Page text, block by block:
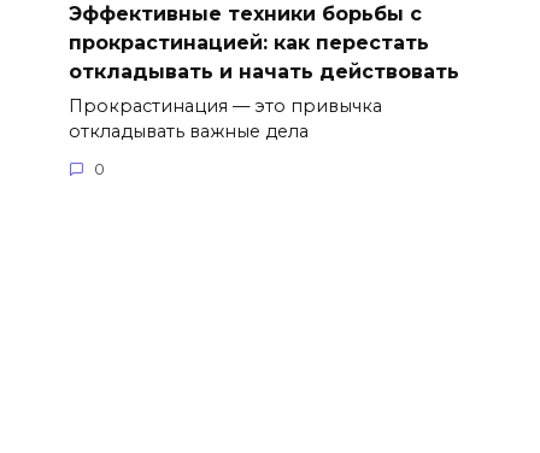
Эффективные техники борьбы с
прокрастинацией: как перестать
откладывать и начать действовать
Прокрастинация — это привычка
откладывать важные дела
0